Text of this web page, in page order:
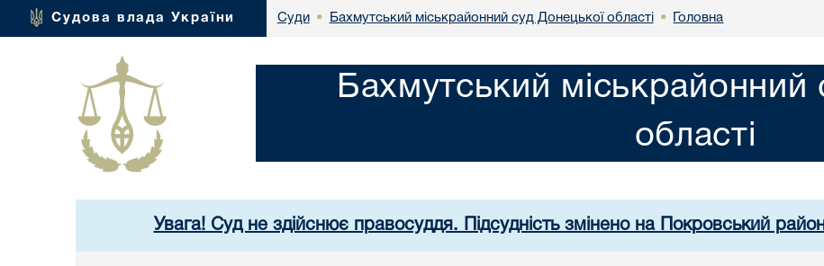
Судова влада України Суди • Бахмутський міськрайонний суд Донецької області • Головна
Бахмутський міськрайонний
області
Увага! Суд не здійснює правосуддя. Підсудність змінено на Покровський